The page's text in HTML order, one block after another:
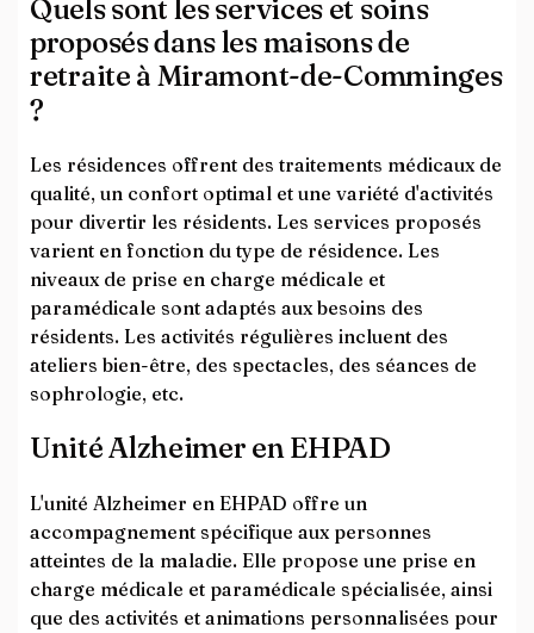
Quels sont les services et soins
proposés dans les maisons de
retraite à Miramont-de-Comminges
?
Les résidences offrent des traitements médicaux de
qualité, un confort optimal et une variété d'activités
pour divertir les résidents. Les services proposés
varient en fonction du type de résidence. Les
niveaux de prise en charge médicale et
paramédicale sont adaptés aux besoins des
résidents. Les activités régulières incluent des
ateliers bien-être, des spectacles, des séances de
sophrologie, etc.
Unité Alzheimer en EHPAD
L'unité Alzheimer en EHPAD offre un
accompagnement spécifique aux personnes
atteintes de la maladie. Elle propose une prise en
charge médicale et paramédicale spécialisée, ainsi
que des activités et animations personnalisées pour